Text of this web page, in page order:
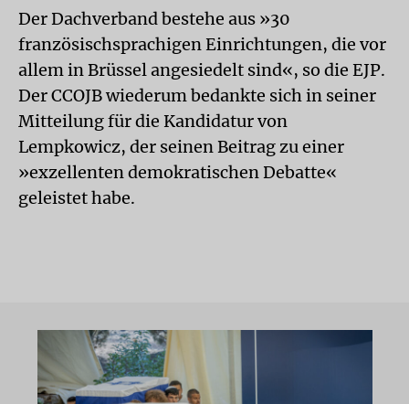
Der Dachverband bestehe aus »30
französischsprachigen Einrichtungen, die vor
allem in Brüssel angesiedelt sind«, so die EJP.
Der CCOJB wiederum bedankte sich in seiner
Mitteilung für die Kandidatur von
Lempkowicz, der seinen Beitrag zu einer
»exzellenten demokratischen Debatte«
geleistet habe.